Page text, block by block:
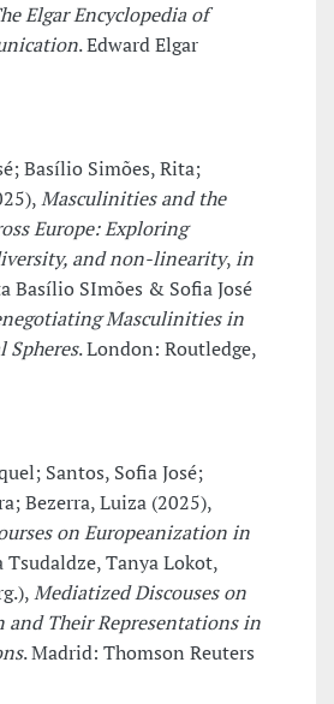
Elgar Encyclopedia of
. Edward Elgar
Basílio Simões, Rita;
Masculinities and the
Europe: Exploring
and non-linearity,in
Basílio SImões & Sofia José
Masculinities in
Spheres. London: Routledge,
Santos, Sofia José;
Bezerra, Luiza (2025),
on Europeanization in
Tsudaldze, Tanya Lokot,
Mediatized Discouses on
and Their Representations in
. Madrid: Thomson Reuters